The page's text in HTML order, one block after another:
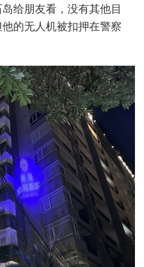
给朋友看，没有其他目
的无人机被扣押在警察